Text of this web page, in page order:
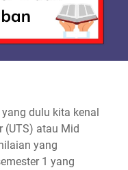
dulu kita kenal
(UTS) atau Mid
yang
1 yang